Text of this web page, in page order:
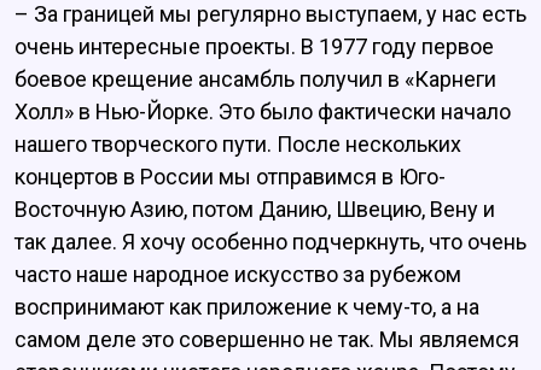
– За границей мы регулярно выступаем, у нас есть
очень интересные проекты. В 1977 году первое
боевое крещение ансамбль получил в «Карнеги
Холл» в Нью-Йорке. Это было фактически начало
нашего творческого пути. После нескольких
концертов в России мы отправимся в Юго-
Восточную Азию, потом Данию, Швецию, Вену и
так далее. Я хочу особенно подчеркнуть, что очень
часто наше народное искусство за рубежом
воспринимают как приложение к чему-то, а на
самом деле это совершенно не так. Мы являемся